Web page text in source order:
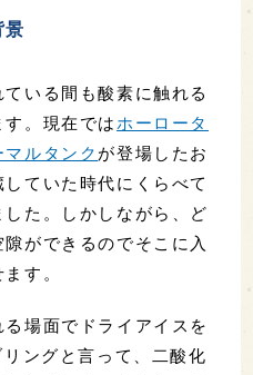
景
いる間も酸素に触れる
す。現在ではホーロータ
ルタンク が登場したお
ていた時代にくらべて
た。しかしながら、ど
ができるのでそこに入
す。
場面でドライアイスを
ングと言って、二酸化